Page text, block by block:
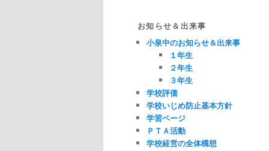
お知らせ＆出来事
小泉中のお知らせ＆出来事
１年生
２年生
３年生
学校評価
学校いじめ防止基本方針
学習ページ
ＰＴＡ活動
学校経営の全体構想